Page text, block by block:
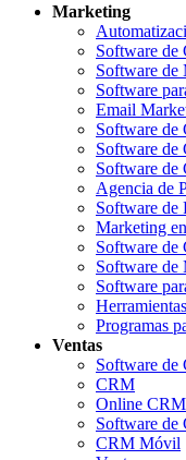
Marketing
Software de
Software
Software
Email
Software de
Software de
Software de
Agencia de
Software de
Marketing
Software de
Software de
Software
Programas
Ventas
Software
CRM
Online
Software de
CRM Móvil